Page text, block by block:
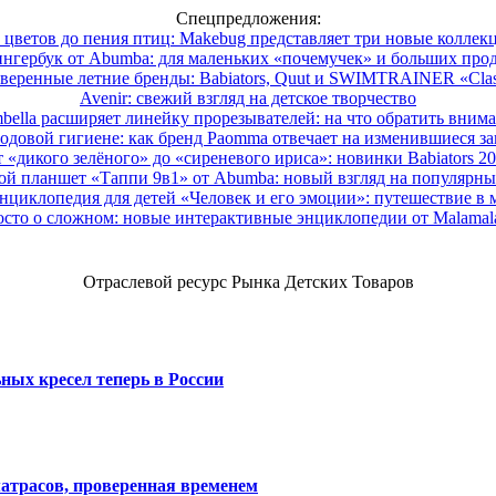
Спецпредложения:
до пения птиц: Makebug представляет три новые
от Abumba: для маленьких «почемучек» и больших
летние бренды: Babiators, Quut и SWIMTRAINER
Avenir: свежий взгляд на детское творчество
расширяет линейку прорезывателей: на что обратить
гигиене: как бренд Paomma отвечает на изменившиеся
«дикого зелёного» до «сиреневого ириса»: новинки Babiators
планшет «Таппи 9в1» от Abumba: новый взгляд на
для детей «Человек и его эмоции»: путешествие в
о сложном: новые интерактивные энциклопедии от
Отраслевой ресурс Рынка Детских Товаров
кресел теперь в России
проверенная временем